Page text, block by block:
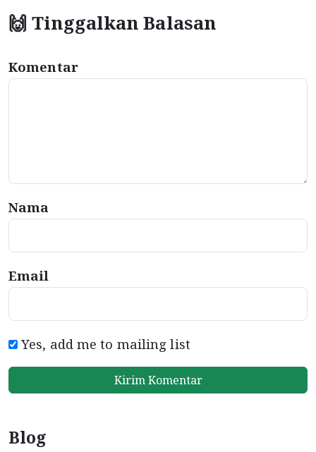
🙌 Tinggalkan Balasan
Komentar
Nama
Email
Yes, add me to mailing list
Blog